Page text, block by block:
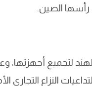
النزاع التجاري